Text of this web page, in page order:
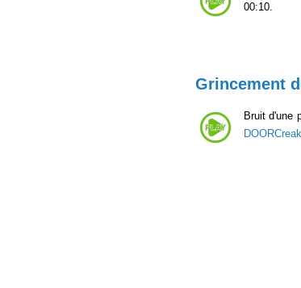
00:10.
Grincement
Bruit d'une
DOORCreak